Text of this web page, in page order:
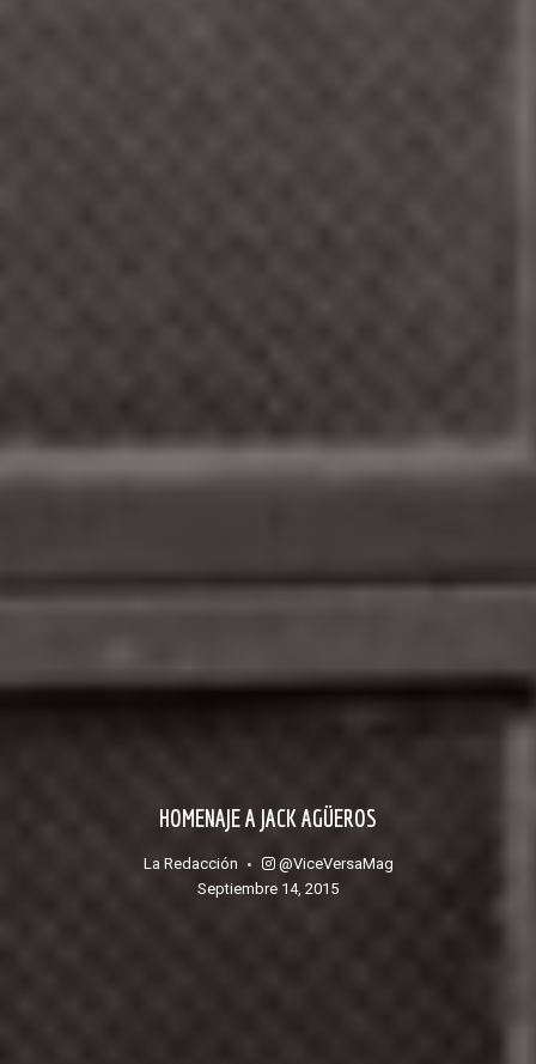
HOMENAJE A JACK AGÜEROS
La Redacción
@ViceVersaMag
septiembre 14, 2015